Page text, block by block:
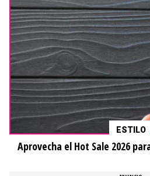
ESTILO
Aprovecha el Hot Sale 2026